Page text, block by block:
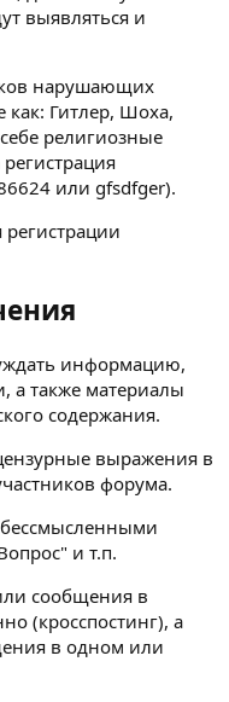
выявляться и
нарушающих
Гитлер, Шоха,
религиозные
или gfsdfger).
информацию,
а также материалы
содержания.
выражения в
форума.
и т.п.
сообщения в
(кросспостинг), а
в одном или